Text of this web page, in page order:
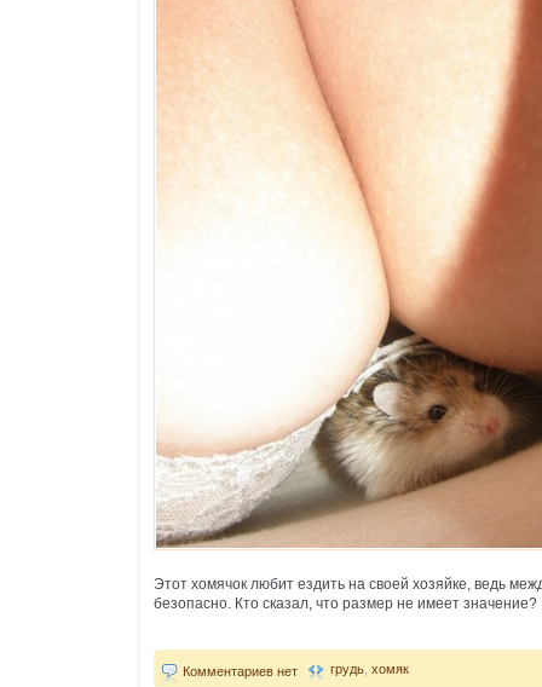
Этот хомячок любит ездить на своей хозяйке, ведь
безопасно. Кто сказал, что размер не имеет значение?
Комментариев нет грудь хомяк